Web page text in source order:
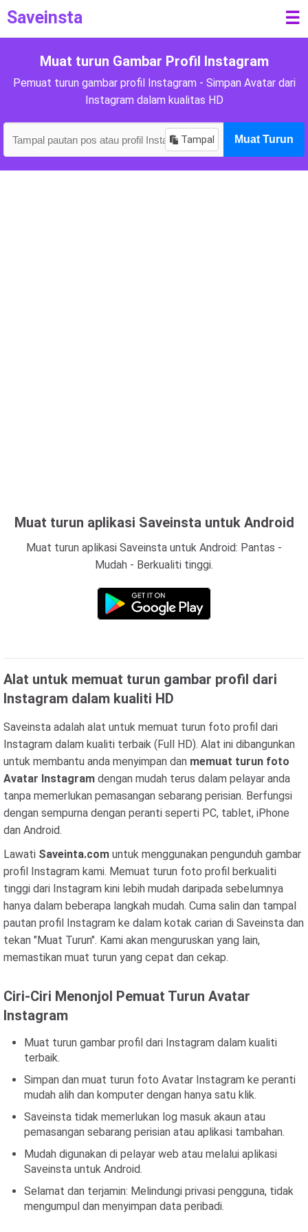
Saveinsta ☰
Muat turun Gambar Profil Instagram
Pemuat turun gambar profil Instagram - Simpan Avatar dari
Instagram dalam kualitas HD
Tampal Muat Turun
Muat turun aplikasi Saveinsta untuk Android
Muat turun aplikasi Saveinsta untuk Android: Pantas -
Mudah - Berkualiti tinggi.
Alat untuk memuat turun gambar profil dari
Instagram dalam kualiti HD
Saveinsta adalah alat untuk memuat turun foto profil dari
Instagram dalam kualiti terbaik (Full HD). Alat ini dibangunkan
untuk membantu anda menyimpan dan memuat turun foto
Avatar Instagram dengan mudah terus dalam pelayar anda
tanpa memerlukan pemasangan sebarang perisian. Berfungsi
dengan sempurna dengan peranti seperti PC, tablet, iPhone
dan Android.
Lawati Saveinta.com untuk menggunakan pengunduh gambar
profil Instagram kami. Memuat turun foto profil berkualiti
tinggi dari Instagram kini lebih mudah daripada sebelumnya
hanya dalam beberapa langkah mudah. Cuma salin dan tampal
pautan profil Instagram ke dalam kotak carian di Saveinsta dan
tekan "Muat Turun". Kami akan menguruskan yang lain,
memastikan muat turun yang cepat dan cekap.
Ciri-Ciri Menonjol Pemuat Turun Avatar
Instagram
Muat turun gambar profil dari Instagram dalam kualiti
terbaik.
Simpan dan muat turun foto Avatar Instagram ke peranti
mudah alih dan komputer dengan hanya satu klik.
Saveinsta tidak memerlukan log masuk akaun atau
pemasangan sebarang perisian atau aplikasi tambahan.
Mudah digunakan di pelayar web atau melalui aplikasi
Saveinsta untuk Android.
Selamat dan terjamin: Melindungi privasi pengguna, tidak
mengumpul dan menyimpan data peribadi.